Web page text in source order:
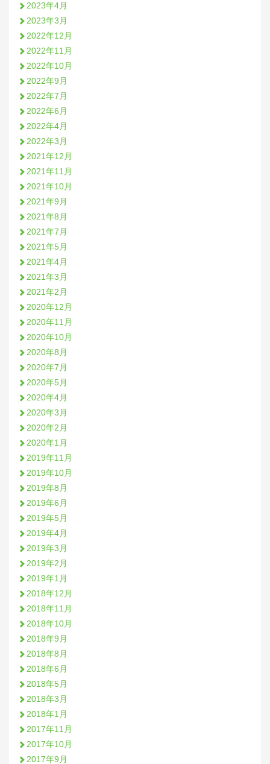
2023年4月
2023年3月
2022年12月
2022年11月
2022年10月
2022年9月
2022年7月
2022年6月
2022年4月
2022年3月
2021年12月
2021年11月
2021年10月
2021年9月
2021年8月
2021年7月
2021年5月
2021年4月
2021年3月
2021年2月
2020年12月
2020年11月
2020年10月
2020年8月
2020年7月
2020年5月
2020年4月
2020年3月
2020年2月
2020年1月
2019年11月
2019年10月
2019年8月
2019年6月
2019年5月
2019年4月
2019年3月
2019年2月
2019年1月
2018年12月
2018年11月
2018年10月
2018年9月
2018年8月
2018年6月
2018年5月
2018年3月
2018年1月
2017年11月
2017年10月
2017年9月